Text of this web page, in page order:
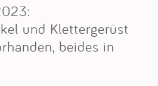
Partner
Kontakt
und Klettergerüst
beides in